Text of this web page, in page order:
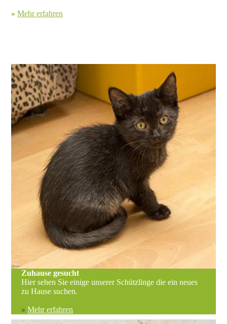
» Mehr erfahren
Zuhause gesucht
Hier sehen Sie einige unserer Schützlinge die ein neues
zu Hause suchen.
» Mehr erfahren